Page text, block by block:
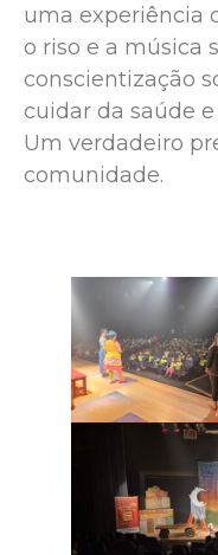
uma experiência
o riso e a música
conscientização
cuidar da saúde
Um verdadeiro
comunidade.